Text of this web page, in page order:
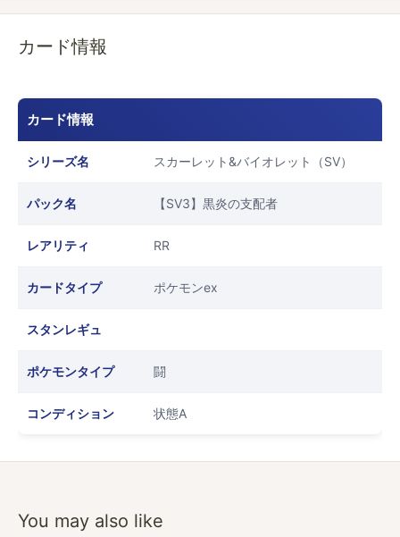
カード情報
カード情報
シリーズ名 スカーレット&バイオレット（SV）
パック名 【SV3】黒炎の支配者
レアリティ RR
カードタイプ ポケモンex
スタンレギュ
ポケモンタイプ 闘
コンディション 状態A
You may also like